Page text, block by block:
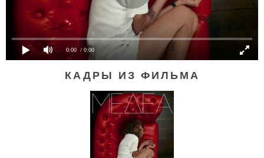
0:00 / 0:00
КАДРЫ ИЗ ФИЛЬМА